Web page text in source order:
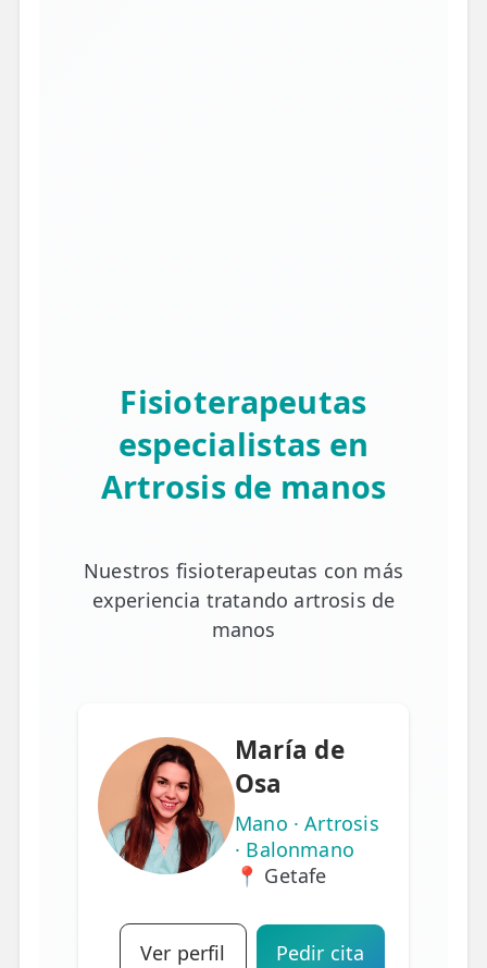
Fisioterapeutas
especialistas en
Artrosis de manos
Nuestros fisioterapeutas con más
experiencia tratando artrosis de
manos
María de
Osa
Mano · Artrosis
· Balonmano
📍 Getafe
Ver perfil Pedir cita